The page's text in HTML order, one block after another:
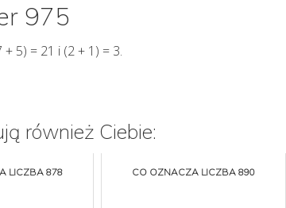
975
+ 5) = 21 i (2 + 1) = 3.
również Ciebie:
LICZBA 878 CO OZNACZA LICZBA 890